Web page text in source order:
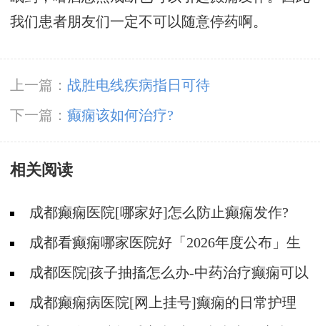
我们患者朋友们一定不可以随意停药啊。
上一篇： 战胜电线疾病指日可待
下一篇： 癫痫该如何治疗?
相关阅读
成都癫痫医院[哪家好]怎么防止癫痫发作?
成都看癫痫哪家医院好「2026年度公布」生
活中容易被忽视的癫痫诱因有哪些?
成都医院|孩子抽搐怎么办-中药治疗癫痫可以
治好吗?
成都癫痫病医院[网上挂号]癫痫的日常护理